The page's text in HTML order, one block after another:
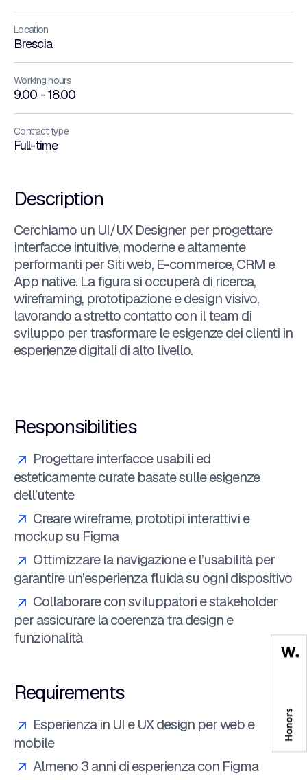
Location
Brescia
Working hours
9.00 - 18.00
Contract type
Full-time
Description
Cerchiamo un UI/UX Designer per progettare
interfacce intuitive, moderne e altamente
performanti per Siti web, E-commerce, CRM e
App native. La figura si occuperà di ricerca,
wireframing, prototipazione e design visivo,
lavorando a stretto contatto con il team di
sviluppo per trasformare le esigenze dei clienti in
esperienze digitali di alto livello.
Responsibilities
Progettare interfacce usabili ed
esteticamente curate basate sulle esigenze
dell’utente
Creare wireframe, prototipi interattivi e
mockup su Figma
Ottimizzare la navigazione e l’usabilità per
garantire un’esperienza fluida su ogni dispositivo
Collaborare con sviluppatori e stakeholder
per assicurare la coerenza tra design e
funzionalità
Requirements
Esperienza in UI e UX design per web e
mobile
Almeno 3 anni di esperienza con Figma